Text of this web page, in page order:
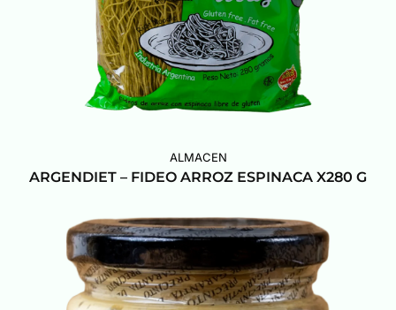
ALMACEN
ARGENDIET – FIDEO ARROZ ESPINACA X280 G